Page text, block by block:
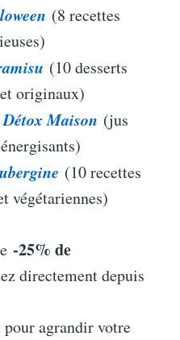
(8 recettes
(10 desserts
originaux)
Détox Maison (jus
(10 recettes
végétariennes)
-25% de
directement depuis
agrandir votre